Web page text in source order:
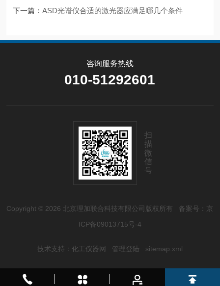
下一篇：ASD光谱仪合适的激光器应满足哪几个条件
咨询服务热线
010-51292601
扫
描
微
信
号
Copyright © 2026 北京理加联合科技有限公司版权所有 备案号：京
ICP备09013715号-4
技术支持： 化工仪器网 管理登陆 sitemap.xml